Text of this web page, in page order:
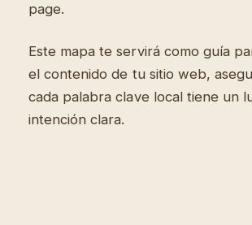
page.
Este mapa te servirá como guía
el contenido de tu sitio web,
cada palabra clave local tiene un
intención clara.